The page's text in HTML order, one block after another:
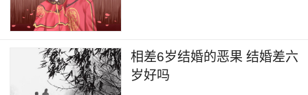
相差6岁结婚的恶果 结婚差六
岁好吗